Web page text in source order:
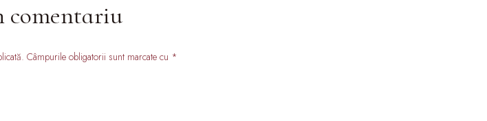
comentariu
Câmpurile obligatorii sunt marcate cu *